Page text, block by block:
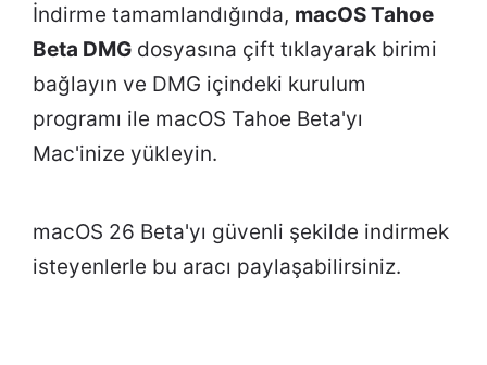
İndirme tamamlandığında, macOS Tahoe
Beta DMG dosyasına çift tıklayarak birimi
bağlayın ve DMG içindeki kurulum
programı ile macOS Tahoe Beta'yı
Mac'inize yükleyin.
macOS 26 Beta'yı güvenli şekilde indirmek
isteyenlerle bu aracı paylaşabilirsiniz.